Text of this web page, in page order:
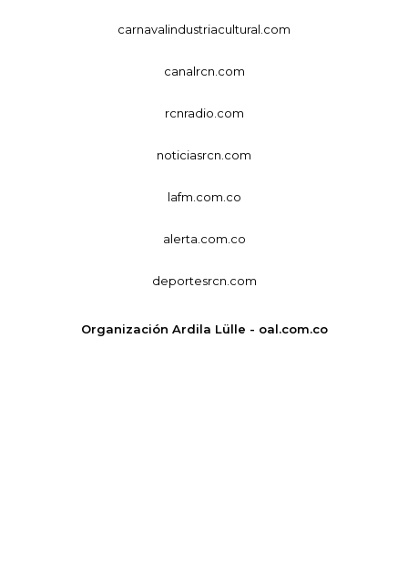
carnavalindustriacultural.com
canalrcn.com
rcnradio.com
noticiasrcn.com
lafm.com.co
alerta.com.co
deportesrcn.com
Organización Ardila Lülle - oal.com.co